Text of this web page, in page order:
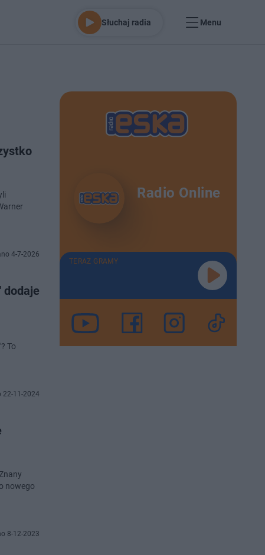
Słuchaj radia Menu
4-7-2026
dodaje
To
22-11-2024
nowego
8-12-2023
Radio Online
TERAZ GRAMY